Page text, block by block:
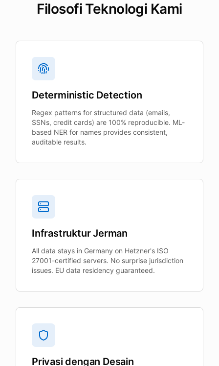
Filosofi Teknologi Kami
Deterministic Detection
Regex patterns for structured data (emails,
SSNs, credit cards) are 100% reproducible. ML-
based NER for names provides consistent,
auditable results.
Infrastruktur Jerman
All data stays in Germany on Hetzner's ISO
27001-certified servers. No surprise jurisdiction
issues. EU data residency guaranteed.
Privasi dengan Desain